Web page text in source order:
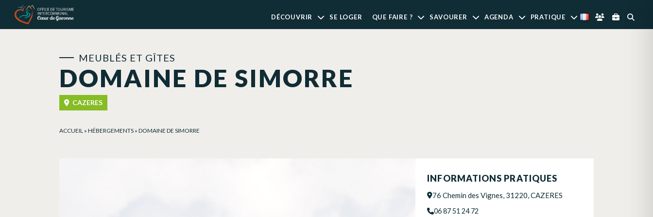
DÉCOUVRIR SE LOGER QUE FAIRE ? SAVOURER AGENDA PRATIQUE
DOMAINE DE SIMORRE
MEUBLÉS ET GÎTES
CAZERES
ACCUEIL » HÉBERGEMENTS » DOMAINE DE SIMORRE
INFORMATIONS PRATIQUES
76 Chemin des Vignes, 31220, CAZERES
06 87 51 24 72
Panneau de gestion des cookies